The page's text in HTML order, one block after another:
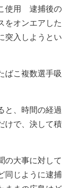
使用 逮捕後の
をオンエアした
突入しようとい
ばこ複数選手吸
と、時間の経過
けで、決して積
の大事に対して
同じように逮捕